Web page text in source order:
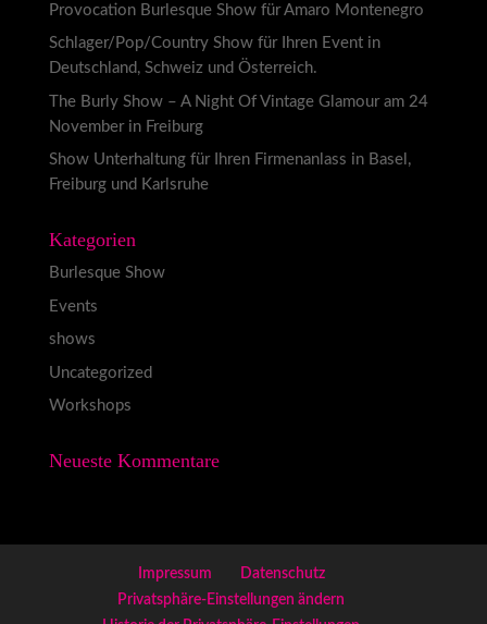
Provocation Burlesque Show für Amaro Montenegro
Schlager/Pop/Country Show für Ihren Event in
Deutschland, Schweiz und Österreich.
The Burly Show – A Night Of Vintage Glamour am 24
November in Freiburg
Show Unterhaltung für Ihren Firmenanlass in Basel,
Freiburg und Karlsruhe
Kategorien
Burlesque Show
Events
shows
Uncategorized
Workshops
Neueste Kommentare
Impressum
Datenschutz
Privatsphäre-Einstellungen ändern